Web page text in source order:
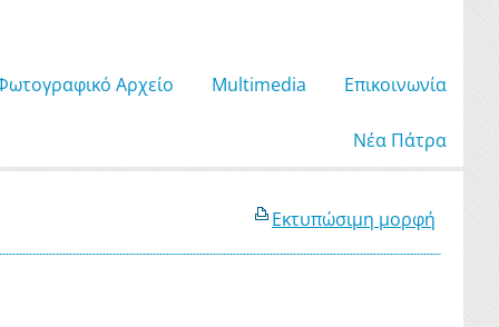
Αρχείο Μultimedia Επικοινωνία
Νέα Πάτρα
Εκτυπώσιμη μορφή